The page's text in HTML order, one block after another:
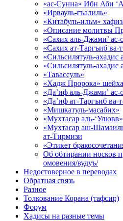
«ас-Сунна» Ибн Аби
«Ирвауль-гъалиль»
«Китабуль-ильм»
«Описание молитвы
«Сахих аль-Джами’ ас-
«Сахих ат-Таргъиб ва-
«Сильсилятуль-ахадис
«Сильсилятуль-ахадис
«Тавассуль»
«Хадж Пророка»
«Да’иф аль-Джами’ ас-
«Да’иф ат-Таргъиб ва-
«Мишкатуль-масабих»
«Мухтасар аль-
«Мухтасар аш-
ат-Тирмизи
«Этикет
Об обтирании носков
омовения/вудуъ/
Недостоверное в переводах
Обратная связь
Разное
Толкование Корана (тафсир)
Форум
Хадисы на разные темы